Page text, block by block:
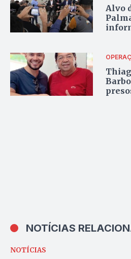
Alvo
NOTÍCIAS
NOTÍCIAS